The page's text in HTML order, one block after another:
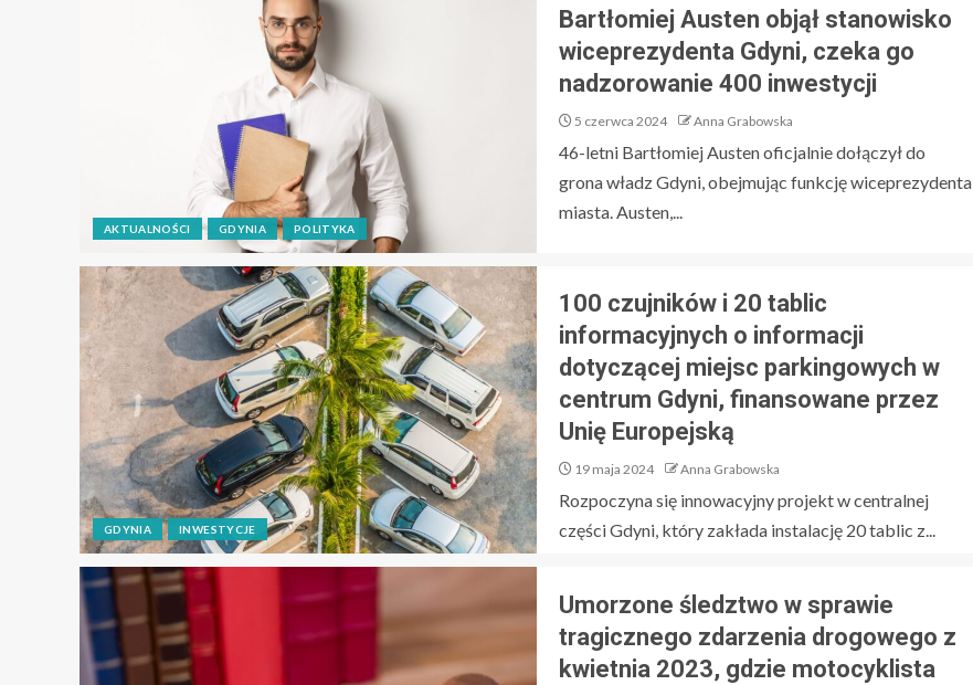
AKTUALNOŚCI GDYNIA POLITYKA
Bartłomiej Austen objął stanowisko
wiceprezydenta Gdyni, czeka go
nadzorowanie 400 inwestycji
5 czerwca 2024 Anna Grabowska
46-letni Bartłomiej Austen oficjalnie dołączył do
grona władz Gdyni, obejmując funkcję wiceprezydenta
miasta. Austen,...
GDYNIA INWESTYCJE
100 czujników i 20 tablic
informacyjnych o informacji
dotyczącej miejsc parkingowych w
centrum Gdyni, finansowane przez
Unię Europejską
19 maja 2024 Anna Grabowska
Rozpoczyna się innowacyjny projekt w centralnej
części Gdyni, który zakłada instalację 20 tablic z...
Umorzone śledztwo w sprawie
tragicznego zdarzenia drogowego z
kwietnia 2023, gdzie motocyklista